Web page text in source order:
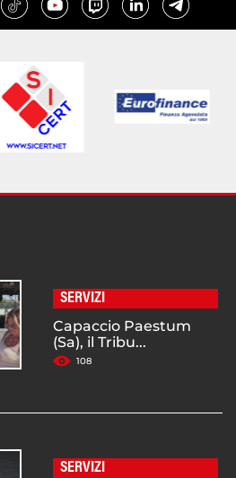
SERVIZI
Capaccio Paestum
(Sa), il Tribu...
108
SERVIZI